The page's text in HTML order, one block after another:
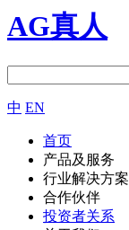
AG真人
中 EN
首页
产品及服务
行业解决方案
合作伙伴
投资者关系